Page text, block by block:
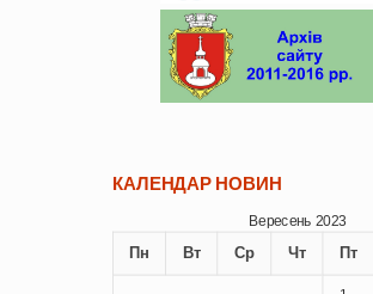
КАЛЕНДАР НОВИН
Вересень 2023
Пн Вт Ср Чт Пт